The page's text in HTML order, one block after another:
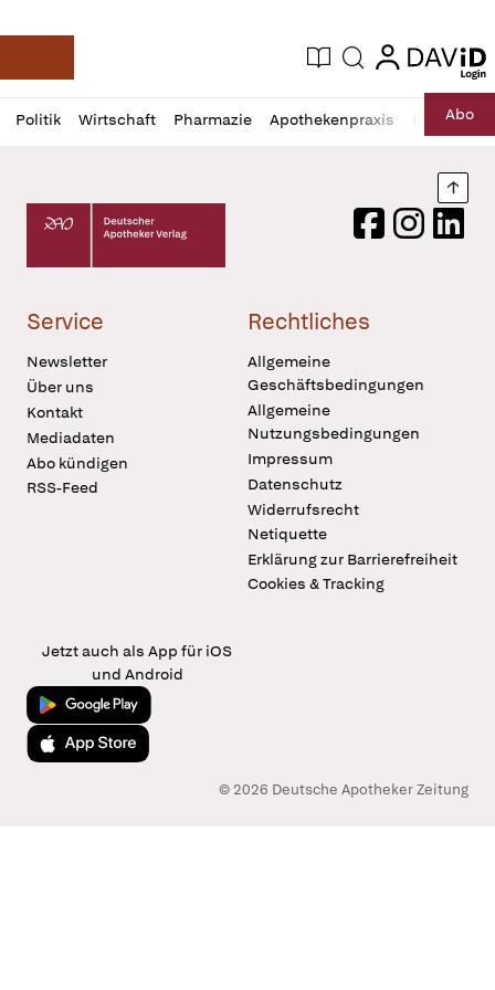
Deutsche Apotheker Zeitung
Aktuelle Ausgabe
Suche login
login
Politik Wirtschaft Pharmazie Apothekenpraxis RechtAbo
Profil
öffnen
Daz
Pur
Deutscher Apotheker Verlag Logo
FacebookInstagram
Service
Newsletter
Über uns
Kontakt
Mediadaten
Abo kündigen
RSS-Feed
Rechtliches
Allgemeine
Geschäftsbedingungen
Allgemeine
Nutzungsbedingungen
Impressum
Datenschutz
Widerrufsrecht
Netiquette
Erklärung zur Barrierefreiheit
Cookies & Tracking
Jetzt auch als App für iOS
und Android
Jetzt bei Google Play
Laden im App Store
© 2026 Deutsche Apotheker Zeitung